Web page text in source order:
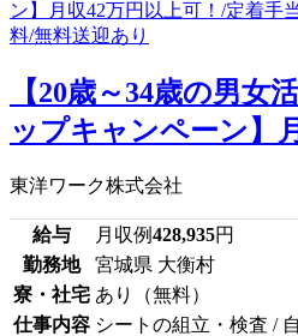
【20歳～34歳の男女
ップキャンペーン】
東洋ワーク株式会社
給与 月収例428,935円
勤務地
宮城県 大衡村
寮・社宅 あり（無料）
仕事内容 シートの組立・検査 /